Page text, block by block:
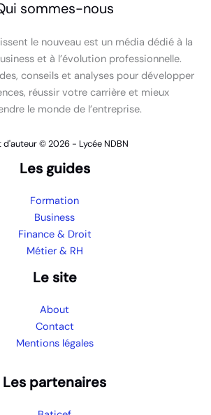
sommes-nous
le nouveau est un média dédié à la
et à l’évolution professionnelle.
conseils et analyses pour développer
réussir votre carrière et mieux
le monde de l’entreprise.
d'auteur © 2026 - Lycée NDBN
Les guides
Formation
Business
Finance & Droit
Métier & RH
Le site
About
Contact
Mentions légales
Les partenaires